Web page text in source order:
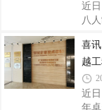
领
深
圈”
志
近
八
力
名
动
厚
更
喜
越
近
年